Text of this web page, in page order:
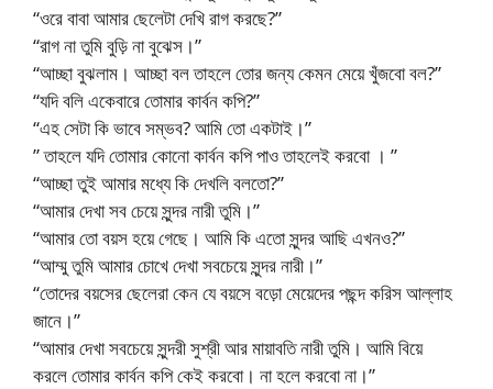
“ওরে বাবা আমার ছেলেটা দেখি রাগ করছে?”
“রাগ না তুমি বুড়ি না বুঝেস।”
“আচ্ছা বুঝলাম। আচ্ছা বল তাহলে তোর জন্য কেমন মেয়ে খুঁজবো বল?”
“যদি বলি একেবারে তোমার কার্বন কপি?”
“এহ সেটা কি ভাবে সম্ভব? আমি তো একটাই।”
” তাহলে যদি তোমার কোনো কার্বন কপি পাও তাহলেই করবো । ”
“আচ্ছা তুই আমার মধ্যে কি দেখলি বলতো?”
“আমার দেখা সব চেয়ে সুন্দর নারী তুমি।”
“আমার তো বয়স হয়ে গেছে। আমি কি এতো সুন্দর আছি এখনও?”
“আম্মু তুমি আমার চোখে দেখা সবচেয়ে সুন্দর নারী।”
“তোদের বয়সের ছেলেরা কেন যে বয়সে বড়ো মেয়েদের পছন্দ করিস আল্লাহ
জানে।”
“আমার দেখা সবচেয়ে সুন্দরী সুশ্রী আর মায়াবতি নারী তুমি। আমি বিয়ে
করলে তোমার কার্বন কপি কেই করবো। না হলে করবো না।”